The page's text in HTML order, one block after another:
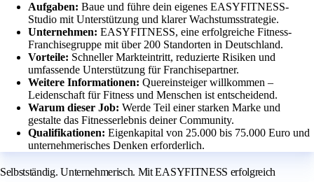
Aufgaben: Baue und führe dein eigenes EASYFITNESS-
Studio mit Unterstützung und klarer Wachstumsstrategie.
Unternehmen: EASYFITNESS, eine erfolgreiche Fitness-
Franchisegruppe mit über 200 Standorten in Deutschland.
Vorteile: Schneller Markteintritt, reduzierte Risiken und
umfassende Unterstützung für Franchisepartner.
Weitere Informationen: Quereinsteiger willkommen –
Leidenschaft für Fitness und Menschen ist entscheidend.
Warum dieser Job: Werde Teil einer starken Marke und
gestalte das Fitnesserlebnis deiner Community.
Qualifikationen: Eigenkapital von 25.000 bis 75.000 Euro und
unternehmerisches Denken erforderlich.
Selbstständig. Unternehmerisch. Mit EASYFITNESS erfolgreich